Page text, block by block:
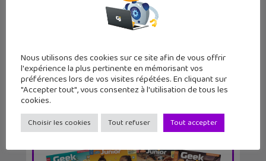
avec un dosssi...
Nous utilisons des cookies sur ce site afin de vous offrir
l'expérience la plus pertinente en mémorisant vos
préférences lors de vos visites répétées. En cliquant sur
"Accepter tout", vous consentez à l'utilisation de tous les
cookies.
Choisir les cookies Tout refuser Tout accepter